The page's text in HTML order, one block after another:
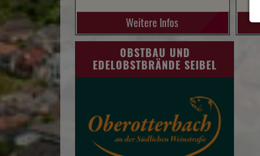
Weitere Infos
OBSTBAU UND
EDELOBSTBRÄNDE SEIBEL